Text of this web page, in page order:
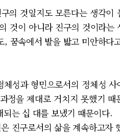
것일지도 모른다는 생각이
것이 아니라 진구의 것이라는
꿈속에서 발을 밟고 미안하다
성과 형민으로서의 정체성
정을 제대로 거치지 못했기
는 십 대를 보냈기 때문이다.
진구로서의 삶을 계속하고자